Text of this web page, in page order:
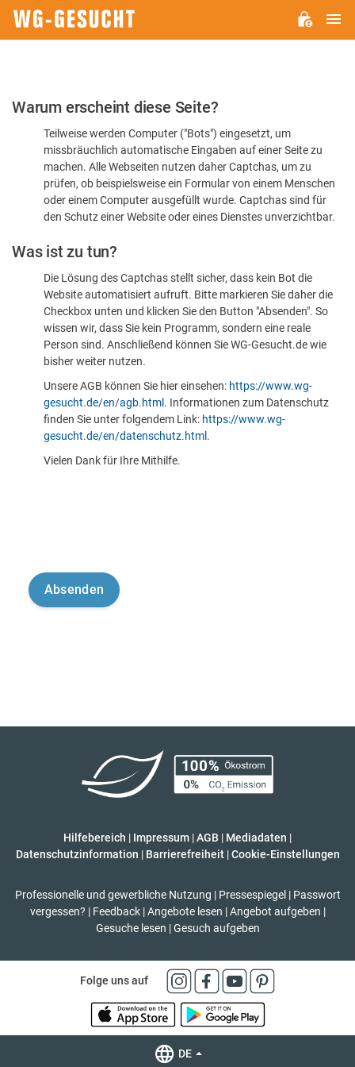
Bitte
dass
sind
Warum erscheint diese Seite?
Teilweise werden Computer ("Bots") eingesetzt, um
missbräuchlich automatische Eingaben auf einer Seite zu
machen. Alle Webseiten nutzen daher Captchas, um zu
prüfen, ob beispielsweise ein Formular von einem Menschen
oder einem Computer ausgefüllt wurde. Captchas sind für
den Schutz einer Website oder eines Dienstes unverzichtbar.
Was ist zu tun?
Die Lösung des Captchas stellt sicher, dass kein Bot die
Website automatisiert aufruft. Bitte markieren Sie daher die
Checkbox unten und klicken Sie den Button "Absenden". So
wissen wir, dass Sie kein Programm, sondern eine reale
Person sind. Anschließend können Sie WG-Gesucht.de wie
bisher weiter nutzen.
Unsere AGB können Sie hier einsehen: https://www.wg-
gesucht.de/en/agb.html . Informationen zum Datenschutz
finden Sie unter folgendem Link: https://www.wg-
gesucht.de/en/datenschutz.html .
Vielen Dank für Ihre Mithilfe.
Hilfebereich | Impressum |AGB | Mediadaten |
Datenschutzinformation | Barrierefreiheit | Cookie-Einstellungen
Professionelle und gewerbliche Nutzung | Pressespiegel | Passwort
vergessen? | Feedback | Angebote lesen | Angebot aufgeben |
Gesuche lesen | Gesuch aufgeben
Folge uns auf
DE